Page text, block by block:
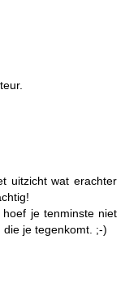
uitzicht wat erachter
je tenminste niet
je tegenkomt. ;-)